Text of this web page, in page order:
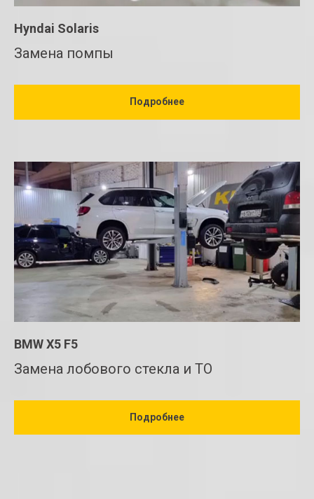
Hyndai Solaris
Замена помпы
Подробнее
BMW X5 F5
Замена лобового стекла и ТО
Подробнее